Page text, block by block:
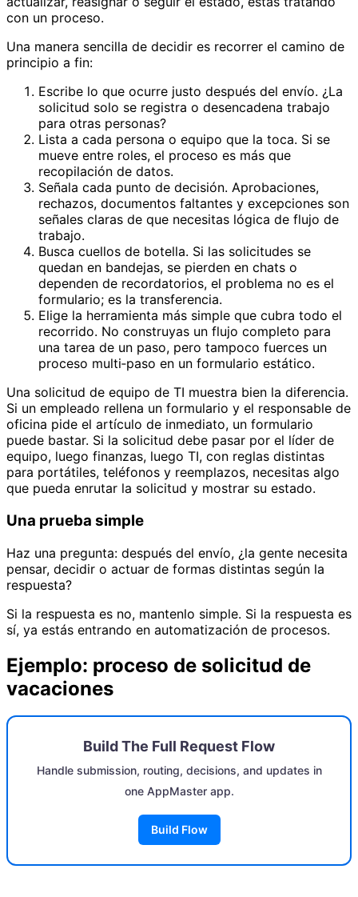
con un proceso.
Una manera sencilla de decidir es recorrer el camino de
principio a fin:
Escribe lo que ocurre justo después del envío. ¿La
solicitud solo se registra o desencadena trabajo
para otras personas?
Lista a cada persona o equipo que la toca. Si se
mueve entre roles, el proceso es más que
recopilación de datos.
Señala cada punto de decisión. Aprobaciones,
rechazos, documentos faltantes y excepciones son
señales claras de que necesitas lógica de flujo de
trabajo.
Busca cuellos de botella. Si las solicitudes se
quedan en bandejas, se pierden en chats o
dependen de recordatorios, el problema no es el
formulario; es la transferencia.
Elige la herramienta más simple que cubra todo el
recorrido. No construyas un flujo completo para
una tarea de un paso, pero tampoco fuerces un
proceso multi‑paso en un formulario estático.
Una solicitud de equipo de TI muestra bien la diferencia.
Si un empleado rellena un formulario y el responsable de
oficina pide el artículo de inmediato, un formulario
puede bastar. Si la solicitud debe pasar por el líder de
equipo, luego finanzas, luego TI, con reglas distintas
para portátiles, teléfonos y reemplazos, necesitas algo
que pueda enrutar la solicitud y mostrar su estado.
Una prueba simple
Haz una pregunta: después del envío, ¿la gente necesita
pensar, decidir o actuar de formas distintas según la
respuesta?
Si la respuesta es no, mantenlo simple. Si la respuesta es
sí, ya estás entrando en automatización de procesos.
Ejemplo: proceso de solicitud de
vacaciones
Build The Full Request Flow
Handle submission, routing, decisions, and updates in
one AppMaster app.
Build Flow